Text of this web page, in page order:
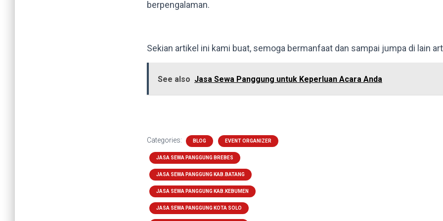
berpengalaman.
Sekian artikel ini kami buat, semoga bermanfaat dan sampai jumpa di lain
See also Jasa Sewa Panggung untuk Keperluan Acara Anda
Categories: BLOG EVENT ORGANIZER
JASA SEWA PANGGUNG BREBES
JASA SEWA PANGGUNG KAB.BATANG
JASA SEWA PANGGUNG KAB.KEBUMEN
JASA SEWA PANGGUNG KOTA SOLO